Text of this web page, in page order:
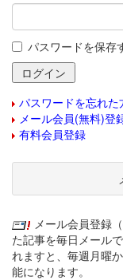
パスワードを保存
パスワードを忘れた
メール会員(無料)登
有料会員登録
メール会員登録
た記事を毎日メール
れますと、毎週月曜
能になります。